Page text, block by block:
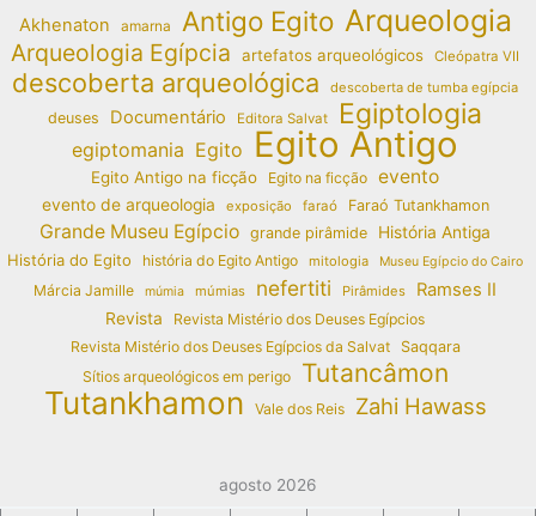
Akhenaton amarna Antigo Egito Arqueologia
Arqueologia Egípcia artefatos arqueológicos Cleópatra VII
descoberta arqueológica descoberta de tumba egípcia
deuses Documentário Editora Salvat Egiptologia
egiptomania Egito Egito Antigo
Egito Antigo na ficção Egito na ficção evento
evento de arqueologia exposição faraó Faraó Tutankhamon
Grande Museu Egípcio grande pirâmide
História Antiga
História do Egito
história do Egito Antigo mitologia Museu Egípcio do Cairo
Márcia Jamille múmia múmias nefertiti Pirâmides Ramses II
Revista
Revista Mistério dos Deuses Egípcios
Revista Mistério dos Deuses Egípcios da Salvat
Saqqara
Sítios arqueológicos em perigo
Tutancâmon
Tutankhamon Vale dos Reis Zahi Hawass
agosto 2026